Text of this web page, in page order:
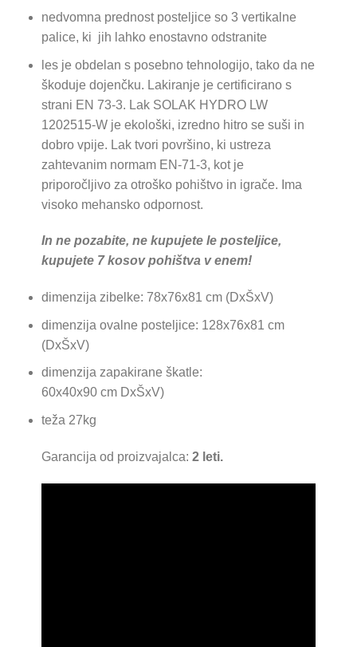
nedvomna prednost posteljice so 3 vertikalne
palice, ki jih lahko enostavno odstranite
les je obdelan s posebno tehnologijo, tako da ne
škoduje dojenčku. Lakiranje je certificirano s
strani EN 73-3. Lak SOLAK HYDRO LW
1202515-W je ekološki, izredno hitro se suši in
dobro vpije. Lak tvori površino, ki ustreza
zahtevanim normam EN-71-3, kot je
priporočljivo za otroško pohištvo in igrače. Ima
visoko mehansko odpornost.
In ne pozabite, ne kupujete le posteljice,
kupujete 7 kosov pohištva v enem!
dimenzija zibelke: 78x76x81 cm (DxŠxV)
dimenzija ovalne posteljice: 128x76x81 cm
(DxŠxV)
dimenzija zapakirane škatle:
60х40х90 cm DxŠxV)
teža 27kg
Garancija od proizvajalca: 2 leti.